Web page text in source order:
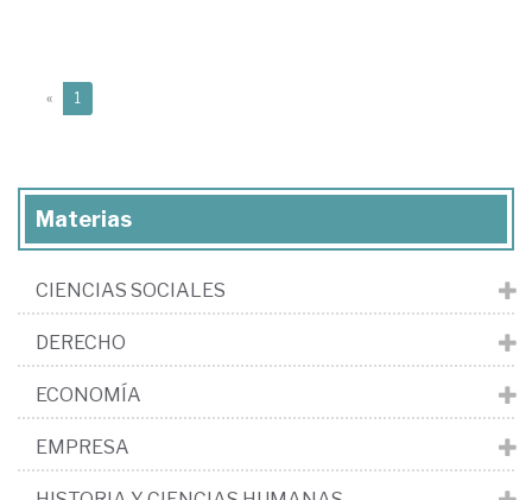
« 1
Materias
CIENCIAS SOCIALES
DERECHO
ECONOMÍA
EMPRESA